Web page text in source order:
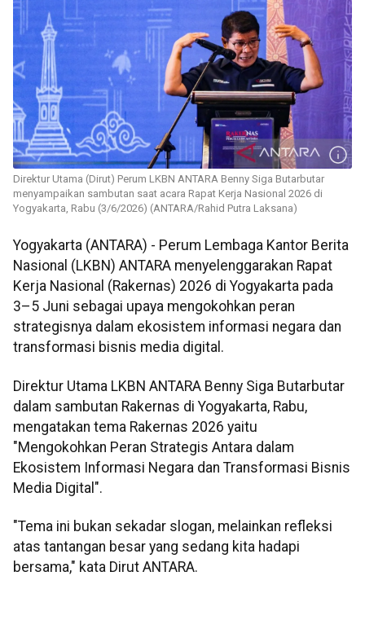
Direktur Utama (Dirut) Perum LKBN ANTARA Benny Siga Butarbutar
menyampaikan sambutan saat acara Rapat Kerja Nasional 2026 di
Yogyakarta, Rabu (3/6/2026) (ANTARA/Rahid Putra Laksana)
Yogyakarta (ANTARA) - Perum Lembaga Kantor Berita
Nasional (LKBN) ANTARA menyelenggarakan Rapat
Kerja Nasional (Rakernas) 2026 di Yogyakarta pada
3–5 Juni sebagai upaya mengokohkan peran
strategisnya dalam ekosistem informasi negara dan
transformasi bisnis media digital.
Direktur Utama LKBN ANTARA Benny Siga Butarbutar
dalam sambutan Rakernas di Yogyakarta, Rabu,
mengatakan tema Rakernas 2026 yaitu
"Mengokohkan Peran Strategis Antara dalam
Ekosistem Informasi Negara dan Transformasi Bisnis
Media Digital".
"Tema ini bukan sekadar slogan, melainkan refleksi
atas tantangan besar yang sedang kita hadapi
bersama," kata Dirut ANTARA.